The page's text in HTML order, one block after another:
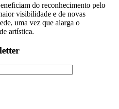
do reconhecimento pelo
visibilidade e de novas
uma vez que alarga o
artística.